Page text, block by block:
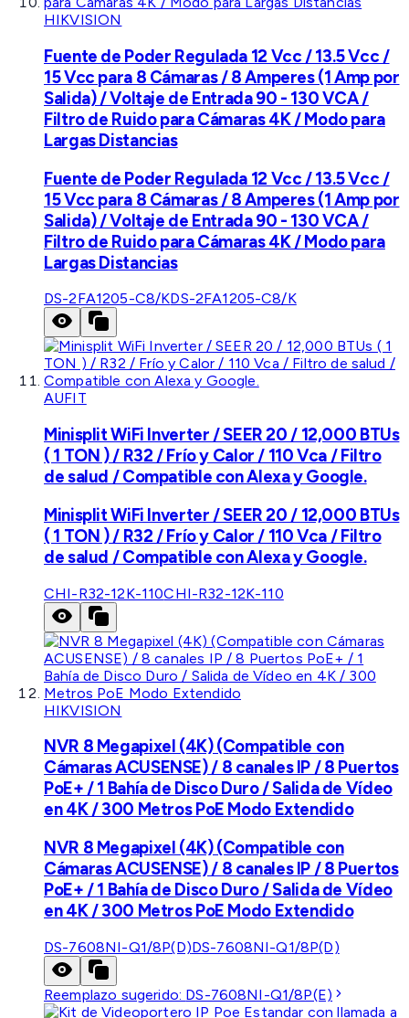
HIKVISION
Fuente de Poder Regulada 12 Vcc / 13.5 Vcc /
15 Vcc para 8 Cámaras / 8 Amperes (1 Amp por
Salida) / Voltaje de Entrada 90 - 130 VCA /
Filtro de Ruido para Cámaras 4K / Modo para
Largas Distancias
Fuente de Poder Regulada 12 Vcc / 13.5 Vcc /
15 Vcc para 8 Cámaras / 8 Amperes (1 Amp por
Salida) / Voltaje de Entrada 90 - 130 VCA /
Filtro de Ruido para Cámaras 4K / Modo para
Largas Distancias
DS-2FA1205-C8/KDS-2FA1205-C8/K
AUFIT
Minisplit WiFi Inverter / SEER 20 / 12,000 BTUs
( 1 TON ) / R32 / Frío y Calor / 110 Vca / Filtro
de salud / Compatible con Alexa y Google.
Minisplit WiFi Inverter / SEER 20 / 12,000 BTUs
( 1 TON ) / R32 / Frío y Calor / 110 Vca / Filtro
de salud / Compatible con Alexa y Google.
CHI-R32-12K-110CHI-R32-12K-110
HIKVISION
NVR 8 Megapixel (4K) (Compatible con
Cámaras ACUSENSE) / 8 canales IP / 8 Puertos
PoE+ / 1 Bahía de Disco Duro / Salida de Vídeo
en 4K / 300 Metros PoE Modo Extendido
NVR 8 Megapixel (4K) (Compatible con
Cámaras ACUSENSE) / 8 canales IP / 8 Puertos
PoE+ / 1 Bahía de Disco Duro / Salida de Vídeo
en 4K / 300 Metros PoE Modo Extendido
DS-7608NI-Q1/8P(D)DS-7608NI-Q1/8P(D)
Reemplazo sugerido: DS-7608NI-Q1/8P(E)